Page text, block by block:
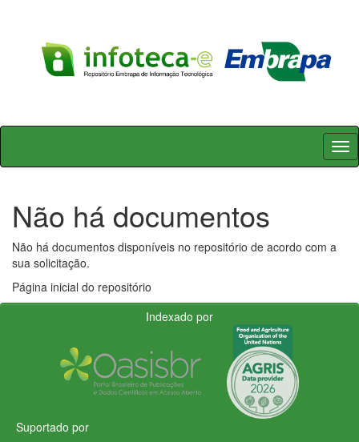
Skip
Não há documentos
Não há documentos disponíveis no repositório de acordo com a
sua solicitação.
Página inicial do repositório
Indexado por
Suportado por